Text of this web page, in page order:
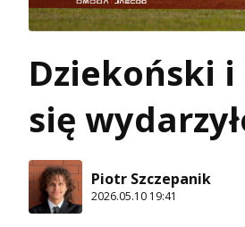
Dziekoński
się
Piotr Szczepanik
2026.05.10 19:41